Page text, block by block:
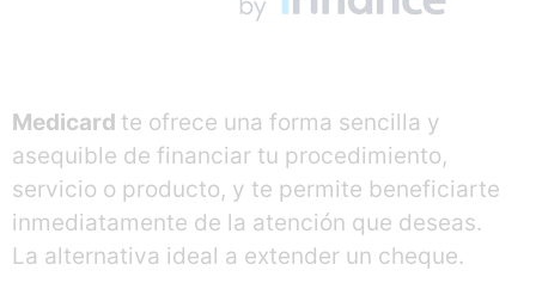
Medicard te ofrece una forma sencilla y
asequible de financiar tu procedimiento,
servicio o producto, y te permite beneficiarte
inmediatamente de la atención que deseas.
La alternativa ideal a extender un cheque.